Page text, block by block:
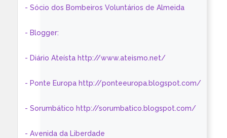
- Sócio dos Bombeiros Voluntários de Almeida
- Blogger:
- Diário Ateísta http://www.ateismo.net/
- Ponte Europa http://ponteeuropa.blogspot.com/
- Sorumbático http://sorumbatico.blogspot.com/
- Avenida da Liberdade